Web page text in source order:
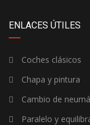
ENLACES ÚTILES
Coches clásicos
Chapa y pintura
Cambio de
Paralelo y